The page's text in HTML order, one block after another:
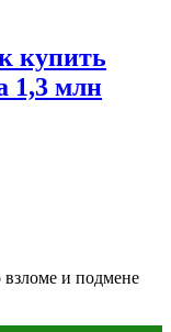
купить
1,3 млн
и подмене